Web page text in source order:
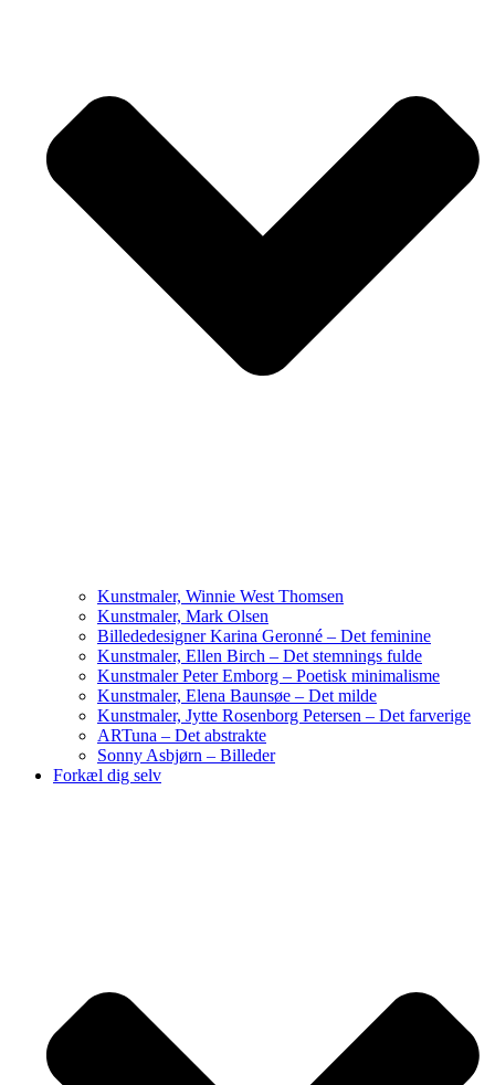
Kunstmaler, Winnie West Thomsen
Kunstmaler, Mark Olsen
Billededesigner Karina Geronné – Det feminine
Kunstmaler, Ellen Birch – Det stemnings fulde
Kunstmaler Peter Emborg – Poetisk minimalisme
Kunstmaler, Elena Baunsøe – Det milde
Kunstmaler, Jytte Rosenborg Petersen – Det farverige
ARTuna – Det abstrakte
Sonny Asbjørn – Billeder
Forkæl dig selv